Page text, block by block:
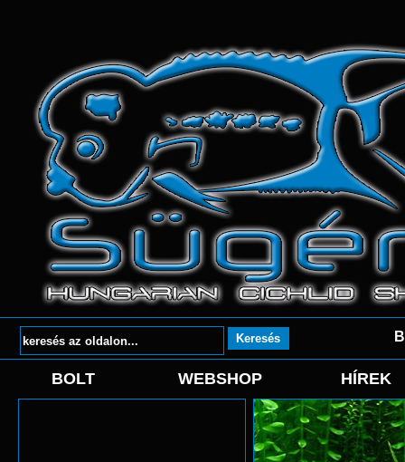
BOLT WEBSHOP HÍREK